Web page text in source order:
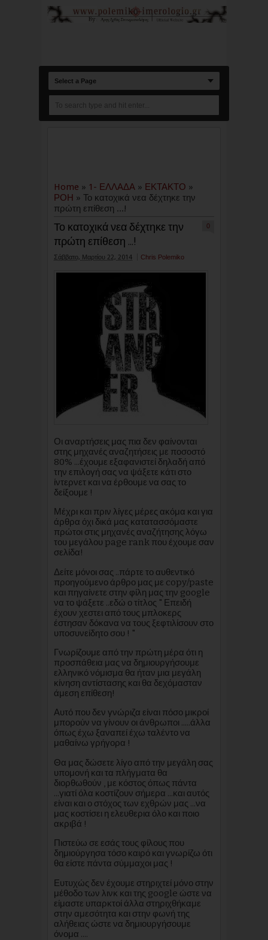
Select a Page
Home » 1- ΕΛΛΑΔΑ » ΕΚΤΑΚΤΟ »
ΡΟΗ » Το κατοχικά νεα δέχτηκε την
πρώτη επίθεση ...!
Το κατοχικά νεα δέχτηκε την
πρώτη επίθεση ...!
Σάββατο, Μαρτίου 22, 2014 Chris Polemiko
0
Οι αναρτήσεις μας πια δεν φαίνονται
στης μηχανές αναζητήσεις με ποσοστό
80% ...έχουμε εξαφανιστεί δηλαδή από
την επιλογή σας να ψάξετε κάτι στο
ίντερνετ και να έρθουμε να σας το
δείξουμε !
Μέχρι και πριν λίγες μέρες ακόμα και για
άρθρα όχι δικά μας κατατασσόμαστε
πρώτοι στις μηχανές αναζήτησης λόγω
του μεγάλου page rank που έχουμε σαν
σελίδα!
Δείτε μόνοι σας ..πάρτε το αυθεντικό
προηγούμενο άρθρο μας με copy/paste
και πηγαίνετε στην φίλη μας την google
να το ψάξετε ..εδώ ο τίτλος " Επειδή
έχουν χεστει από τους μπλοκερς
έστησαν δόκανα να τους ξεφτιλίσουν στο
υποσυνείδητο σου ! "
Γνωρίζουμε από την πρώτη μέρα ότι η
προσπάθεια μας να δημιουργήσουμε
ελληνικό νόμισμα θα ήταν μια μεγάλη
κίνηση αντίστασης και θα δεχόμασταν
άμεση επίθεση!
Αυτό που δεν γνώριζα είναι πόσο μικροί
μπορούν να γίνουν οι άνθρωποι .....άλλα
όπως έχω ξαναπεί έχω ταλέντο να
μαθαίνω γρήγορα !
Θα μας δώσετε λίγο από την μεγάλη σας
υπομονή και τα πλήγματα θα
διορθωθούν , με κόστος όπως πάντα
...γιατί όλα κοστίζουν σήμερα ...και αυτός
είναι και ο στόχος των εχθρών μας ...να
μας κοστίσει η ελευθερια όλο και ποιο
ακριβά !
Πιστεύω σε εσάς τους φίλους που
δημιούργησα τόσο καιρό και γνωρίζω ότι
θα είστε πάντα σύμμαχοι μας !
Ευτυχώς δεν έχουμε στηριχτεί μόνο στην
μέθοδο των λινκ και της google ώστε να
είμαστε υπαρκτοί άλλα στηριχθήκαμε
στην αμεσότητα και στην φωνή της
αλήθειας ώστε να δημιουργήσουμε
όνομα ....